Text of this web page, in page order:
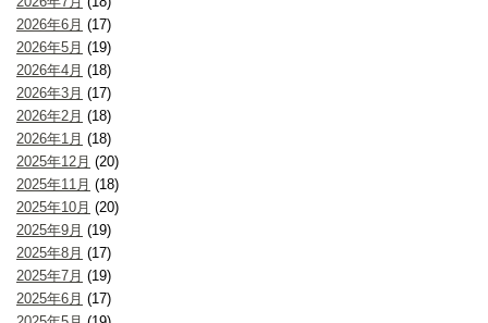
2026年6月 (17)
2026年5月 (19)
2026年4月 (18)
2026年3月 (17)
2026年2月 (18)
2026年1月 (18)
2025年12月 (20)
2025年11月 (18)
2025年10月 (20)
2025年9月 (19)
2025年8月 (17)
2025年7月 (19)
2025年6月 (17)